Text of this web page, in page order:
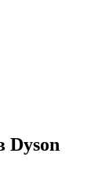
Dyson